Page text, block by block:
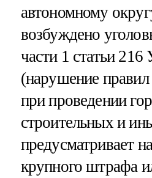
автономному
возбуждено
части 1 статьи
(нарушение правил
при проведении
строительных и
предусматривает
крупного штрафа